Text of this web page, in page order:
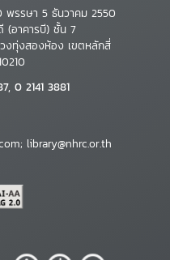
พรรษา 5 ธันวาคม 2550
(อาคารบี) ชั้น 7
งทุ่งสองห้อง เขตหลักสี่
0 2141 3881
library@nhrc.or.th